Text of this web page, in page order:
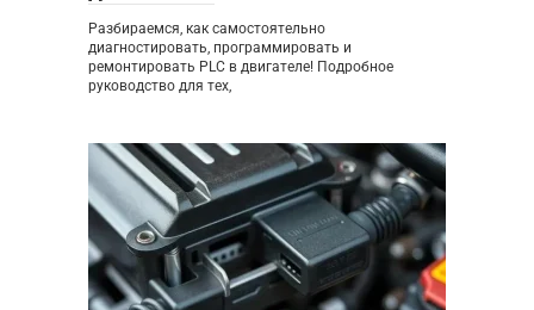
Разбираемся, как самостоятельно
диагностировать, программировать и
ремонтировать PLC в двигателе! Подробное
руководство для тех,